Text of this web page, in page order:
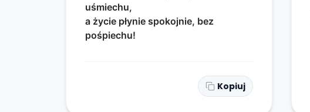
uśmiechu,
a życie płynie spokojnie, bez
pośpiechu!
Kopiuj